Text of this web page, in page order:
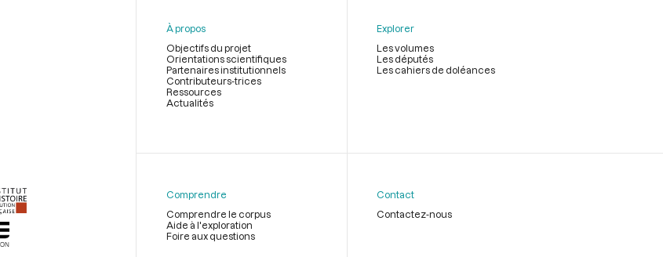
page
À propos
Objectifs du projet
Orientations scientifiques
Partenaires institutionnels
Contributeurs-trices
Ressources
Actualités
Explorer
Les volumes
Les députés
Les cahiers de doléances
Comprendre
Comprendre le corpus
Aide à l'exploration
Foire aux questions
Contact
Contactez-nous